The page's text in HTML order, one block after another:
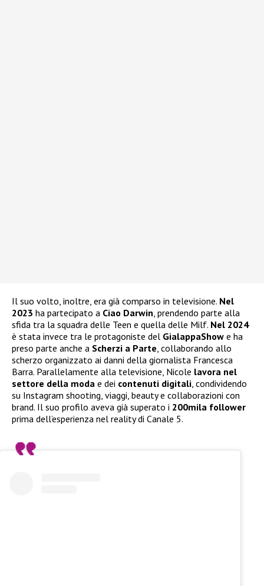
Il suo volto, inoltre, era già comparso in televisione. Nel
2023 ha partecipato a Ciao Darwin, prendendo parte alla
sfida tra la squadra delle Teen e quella delle Milf. Nel 2024
è stata invece tra le protagoniste del GialappaShow e ha
preso parte anche a Scherzi a Parte, collaborando allo
scherzo organizzato ai danni della giornalista Francesca
Barra. Parallelamente alla televisione, Nicole lavora nel
settore della moda e dei contenuti digitali, condividendo
su Instagram shooting, viaggi, beauty e collaborazioni con
brand. Il suo profilo aveva già superato i 200mila follower
prima dell’esperienza nel reality di Canale 5.